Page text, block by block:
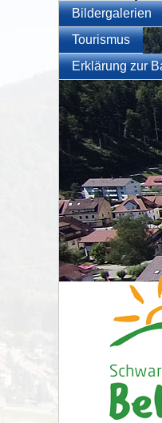
Bildergalerien
Tourismus
Erklärung zur